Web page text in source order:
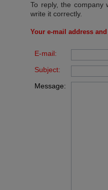
To reply, the company
write it correctly.
Your e-mail address
E-mail:
Subject:
Message: